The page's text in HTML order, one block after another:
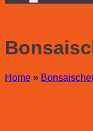
Home »